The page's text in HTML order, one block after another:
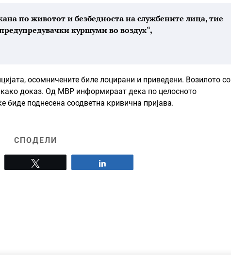
по животот и безбедноста на службените лица, тие
куршуми во воздух“,
осомничените биле лоцирани и приведени. Возилото со
како доказ. Од МВР информираат дека по целосното
биде поднесена соодветна кривична пријава.
СПОДЕЛИ